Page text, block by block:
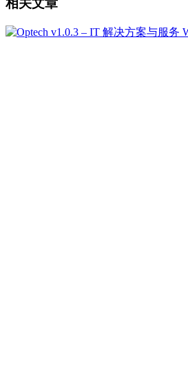
相关文章